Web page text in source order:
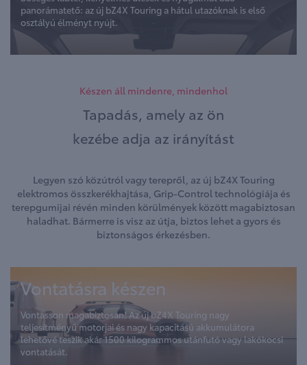
panorámatető: az új bZ4X Touring a hátul utazóknak is első
osztályú élményt nyújt.
Készen áll mindenre, mindenhol
Tapadás, amely az ön
kezébe adja az irányítást
Legyen szó közútról vagy terepről, az új bZ4X Touring
elektromos összkerékhajtása, Grip-Control technológiája és
terepgumijai révén minden körülmények között magabiztosan
haladhat. Bármerre is visz az útja, biztos lehet a gyors és
biztonságos érkezésben.
Vontatásra készen
Vontasson magabiztosan! Az új bZ4X Touring nagy
teljesítményű motorjai és nagy kapacitású akkumulátora
lehetővé teszik akár 1500 kilogrammos utánfutó vagy lakókocsi
vontatását.